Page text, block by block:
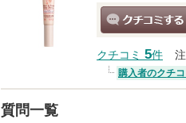
クチコミ 5件
購入者のクチ
質問一覧